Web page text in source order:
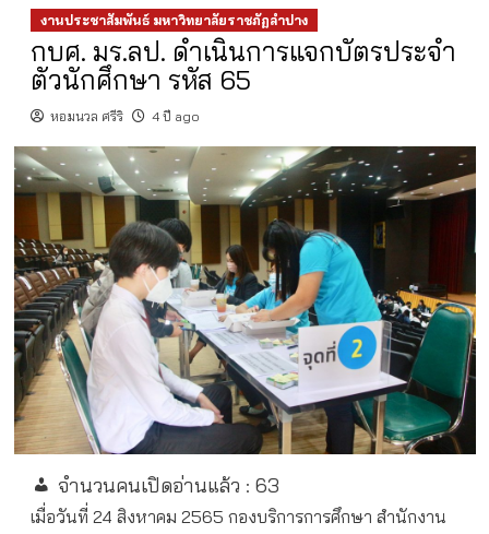
งานประชาสัมพันธ์ มหาวิทยาลัยราชภัฏลำปาง
กบศ. มร.ลป. ดำเนินการแจกบัตรประจำ
ตัวนักศึกษา รหัส 65
หอมนวล ศรีริ 4 ปี ago
จำนวนคนเปิดอ่านแล้ว : 63
เมื่อวันที่ 24 สิงหาคม 2565 กองบริการการศึกษา สำนักงาน